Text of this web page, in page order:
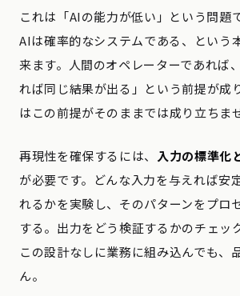
これは「AIの能力が低い」という問題
AIは確率的なシステムである、という
来ます。人間のオペレーターであれば
れば同じ結果が出る」という前提が成
はこの前提がそのままでは成り立ちま
再現性を確保するには、 入力の標準化
が必要です。どんな入力を与えれば安
れるかを実験し、そのパターンをプロ
する。出力をどう検証するかのチェッ
この設計なしに業務に組み込んでも、
ん。